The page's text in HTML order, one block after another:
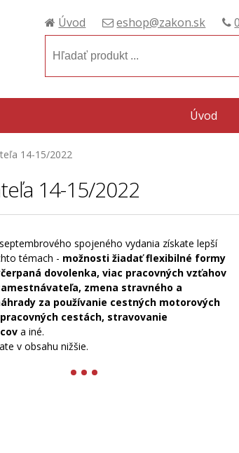
Úvod eshop@zakon.sk
14-15/2022
14-15/2022
spojeného vydania získate lepší
témach - možnosti žiadať flexibilné formy
dovolenka, viac pracovných vzťahov
zmena stravného a
za používanie cestných motorových
cestách, stravovanie
a iné.
v obsahu nižšie.
Úvod